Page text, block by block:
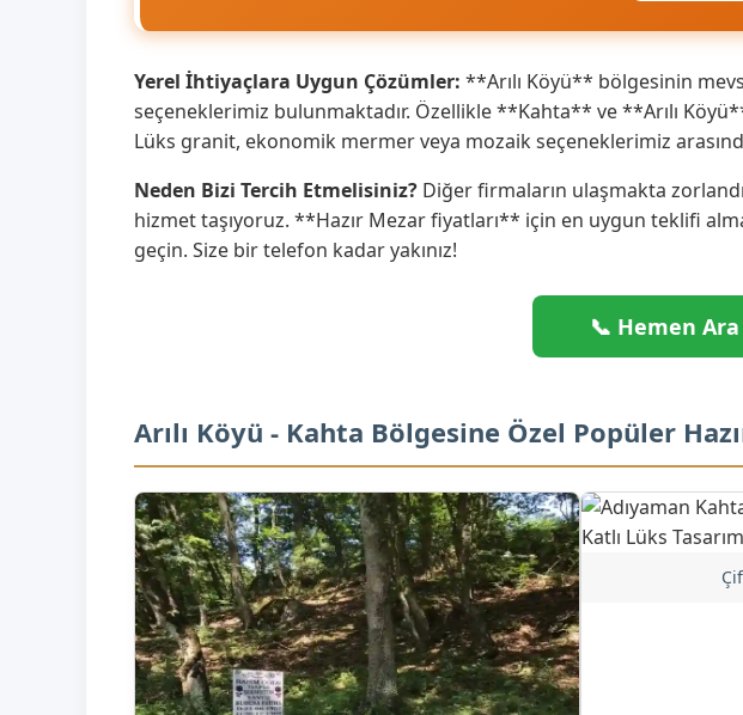
Yerel İhtiyaçlara Uygun Çözümler: **Arılı Köyü** bölgesinin
seçeneklerimiz bulunmaktadır. Özellikle **Kahta** ve **Arılı
Lüks granit, ekonomik mermer veya mozaik seçeneklerimiz
Neden Bizi Tercih Etmelisiniz? Diğer firmaların ulaşmakta
hizmet taşıyoruz. **Hazır Mezar fiyatları** için en uygun teklifi
geçin. Size bir telefon kadar yakınız!
📞 Hemen Ara
Arılı Köyü - Kahta Bölgesine Özel Popüler